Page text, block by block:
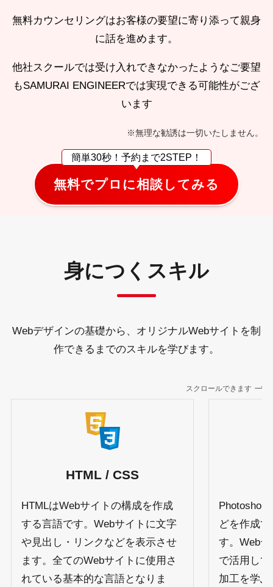
無料カウンセリングはお客様の要望に寄り添って親身
に話を進めます。
他社スクールでは受け入れできなかったようなご要望
もSAMURAI ENGINEERでは実現できる可能性がござ
います
※無理な勧誘は一切いたしません。
簡単30秒！ 予約まで2STEP！
無料でプロに相談してみる
身につくスキル
Webデザインの基礎から、 オリジナルWebサイトを制
作できるまでのスキルを学びます。
スクロールできます
HTML / CSS
HTMLはWebサイトの構成を作成
する言語です。Webサイトに文字
や見出し・リンクなどを表示させ
ます。全てのWebサイトに使用さ
れている基本的な言語となりま
Photoshop
どを作成
す。Web
で活用し
加工を学